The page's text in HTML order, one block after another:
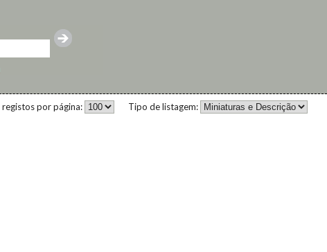
Tipo de listagem:
registos por página: